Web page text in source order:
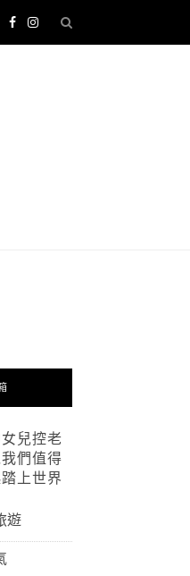
兒控老
們值得
上世界
遊